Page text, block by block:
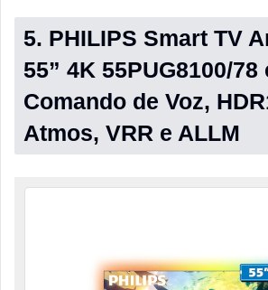
5. PHILIPS Smart TV
55” 4K 55PUG8100/78
Comando de Voz,
Atmos, VRR e ALLM